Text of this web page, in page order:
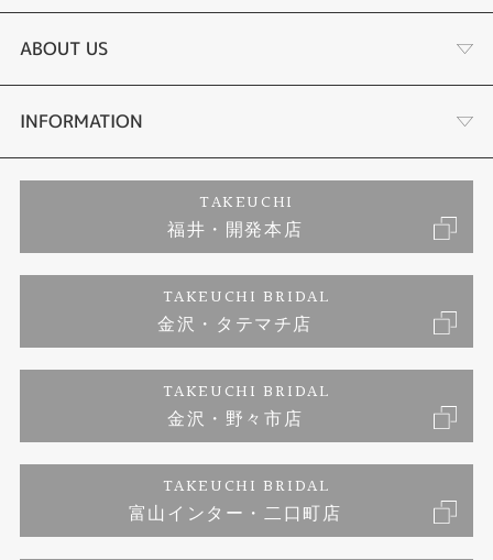
結婚指輪
セットリング
エタニティリング
婚約ネックレス
サプライズプロポーズ相談室
ダイヤモンドカッターブランド
アフターメンテナンス
富山指輪工房｜手作りペアリング
富山指輪工房｜手作り結婚指輪 and 婚約指輪
富山指輪工房｜手作り婚約指輪プロポーズプラン
ABOUT US
店舗情報
お問い合わせ
INFORMATION
プライバシーポリシー
TAKEUCHI
福井・開発本店
TAKEUCHI BRIDAL
金沢・タテマチ店
TAKEUCHI BRIDAL
金沢・野々市店
TAKEUCHI BRIDAL
富山インター・二口町店